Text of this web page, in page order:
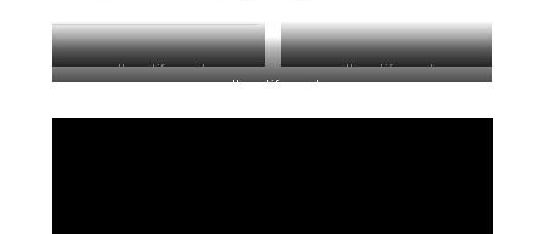
ultras-tifos.net
ultras-tifos.net
ultras-tifos.net